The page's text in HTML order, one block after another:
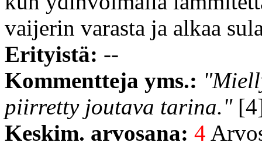
vaijerin varasta ja alkaa
Erityistä: --
Kommentteja yms.:
piirretty joutava tarina."
Keskim. arvosana: 4